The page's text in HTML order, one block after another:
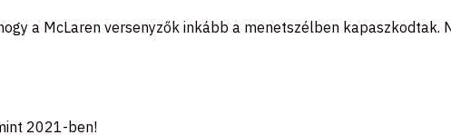
a McLaren versenyzők inkább a menetszélben kapaszkodtak.
2021-ben!